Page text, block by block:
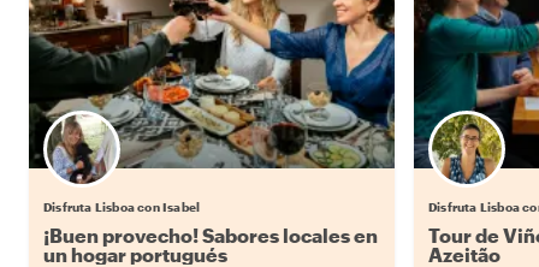
Disfruta Lisboa con Isabel
¡Buen provecho! Sabores locales en
un hogar portugués
Disfruta Lisboa
Tour de
Azeitão